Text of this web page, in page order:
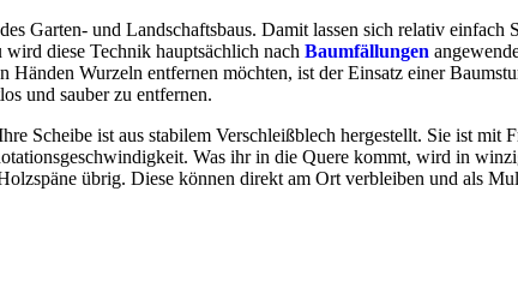
Garten- und Landschaftsbaus. Damit lassen sich relativ
diese Technik hauptsächlich nach Baumfällungen
Wurzeln entfernen möchten, ist der Einsatz einer
und sauber zu entfernen.
Scheibe ist aus stabilem Verschleißblech hergestellt. Sie ist mit
Was ihr in die Quere kommt, wird in
übrig. Diese können direkt am Ort verbleiben und als